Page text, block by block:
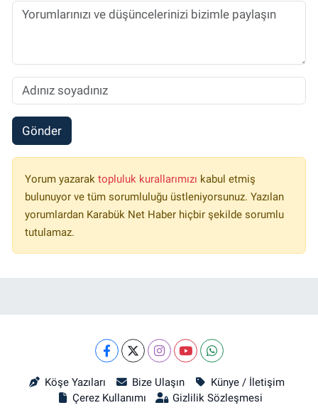
Gönder
Yorum yazarak topluluk kurallarımızı kabul etmiş
bulunuyor ve tüm sorumluluğu üstleniyorsunuz. Yazılan
yorumlardan Karabük Net Haber hiçbir şekilde sorumlu
tutulamaz.
Köşe Yazıları Bize Ulaşın
Künye / İletişim
Çerez Kullanımı
Gizlilik Sözleşmesi